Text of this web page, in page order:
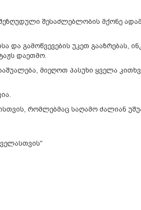
შესაძლებლობის მქონე
და გამოწვევების უკეთ გააზრებას,
დაეთმო.
მიეღოთ პასუხი ყველა
რომლებმაც საღამო ძალიან